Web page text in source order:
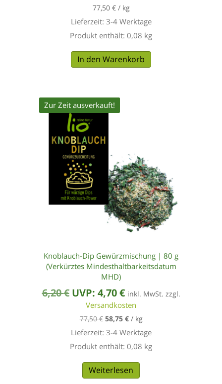
77,50 €/ kg
Lieferzeit: 3-4 Werktage
Produkt enthält: 0,08 kg
In den Warenkorb
Zur Zeit ausverkauft!
Knoblauch-Dip Gewürzmischung | 80 g
(Verkürztes Mindesthaltbarkeitsdatum
MHD)
6,20€ Ursprünglicher
Preis
war:
6,20 €
UVP: 4,70€Aktueller
Preis
ist:
4,70 €.
inkl. MwSt. zzgl.
Versandkosten
77,50€ 58,75 €/ kg
Lieferzeit: 3-4 Werktage
Produkt enthält: 0,08 kg
Weiterlesen